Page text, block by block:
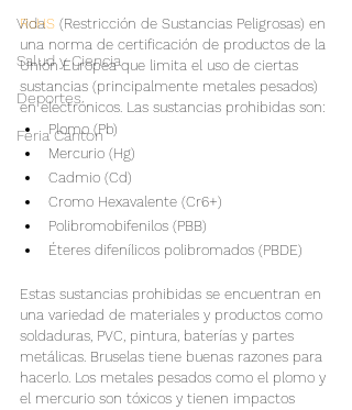
Vida
Salud y Ciencia
Deportes
Feria Canton
RoHS (Restricción de Sustancias Peligrosas) en
una norma de certificación de productos de la
Unión Europea que limita el uso de ciertas
sustancias (principalmente metales pesados)
en electrónicos. Las sustancias prohibidas son:
Plomo (Pb)
Mercurio (Hg)
Cadmio (Cd)
Cromo Hexavalente (Cr6+)
Polibromobifenilos (PBB)
Éteres difenílicos polibromados (PBDE)
Estas sustancias prohibidas se encuentran en
una variedad de materiales y productos como
soldaduras, PVC, pintura, baterías y partes
metálicas. Bruselas tiene buenas razones para
hacerlo. Los metales pesados como el plomo y
el mercurio son tóxicos y tienen impactos